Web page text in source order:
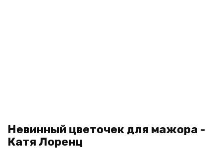
Невинный цветочек для мажора -
Катя Лоренц